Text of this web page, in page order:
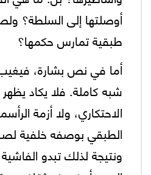
أوصلتها إلى السلطة؟
طبقية تمارس حكمها؟
أما في نص بشارة،
شبه كاملة. فلا يكاد
الاحتكاري، ولا أزمة
الطبقي بوصفه خلفية
ونتيجة لذلك تبدو